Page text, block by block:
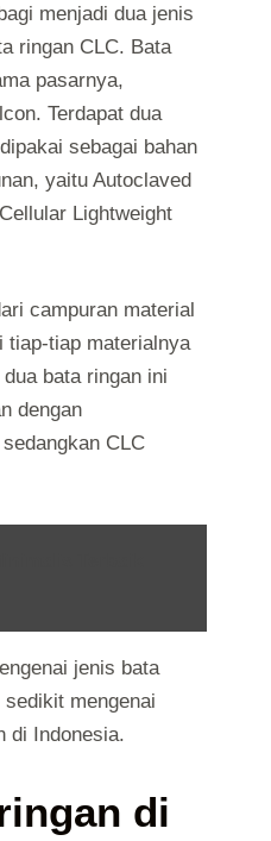
menjadi dua jenis
ringan CLC. Bata
pasarnya,
Terdapat dua
sebagai bahan
yaitu Autoclaved
Lightweight
campuran material
tiap-tiap materialnya
bata ringan ini
dengan
CLC
jenis bata
mengenai
di Indonesia.
di